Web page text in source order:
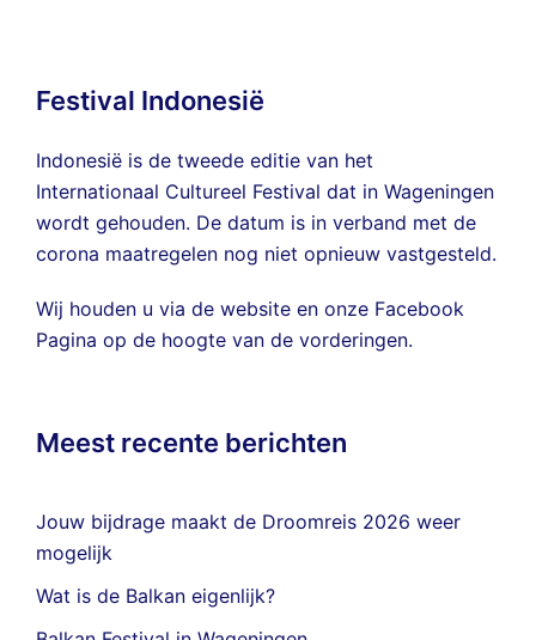
Festival Indonesië
Indonesië is de tweede editie van het
Internationaal Cultureel Festival dat in Wageningen
wordt gehouden. De datum is in verband met de
corona maatregelen nog niet opnieuw vastgesteld.
Wij houden u via de website en onze Facebook
Pagina op de hoogte van de vorderingen.
Meest recente berichten
Jouw bijdrage maakt de Droomreis 2026 weer
mogelijk
Wat is de Balkan eigenlijk?